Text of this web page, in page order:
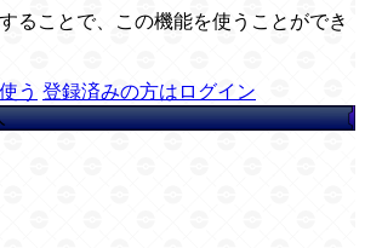
ることで、この機能を使うことができ
う 登録済みの方はログイン